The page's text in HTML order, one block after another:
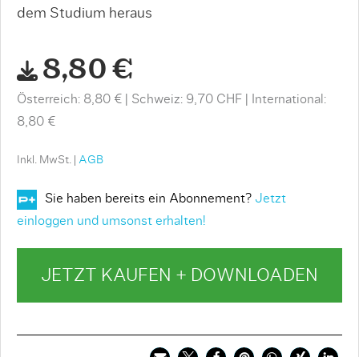
dem Studium heraus
8,80 €
Österreich: 8,80 € Schweiz: 9,70 CHF
International:
8,80 €
Inkl. MwSt. | AGB
Sie haben bereits ein Abonnement? Jetzt
einloggen und umsonst erhalten!
JETZT KAUFEN + DOWNLOADEN